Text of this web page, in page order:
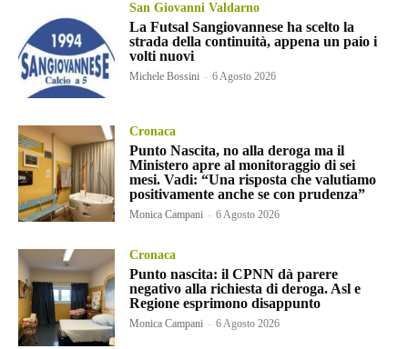
San Giovanni Valdarno
La Futsal Sangiovannese ha scelto la
strada della continuità, appena un paio i
volti nuovi
Michele Bossini - 6 Agosto 2026
Cronaca
Punto Nascita, no alla deroga ma il
Ministero apre al monitoraggio di sei
mesi. Vadi: “Una risposta che valutiamo
positivamente anche se con prudenza”
Monica Campani - 6 Agosto 2026
Cronaca
Punto nascita: il CPNN dà parere
negativo alla richiesta di deroga. Asl e
Regione esprimono disappunto
Monica Campani - 6 Agosto 2026